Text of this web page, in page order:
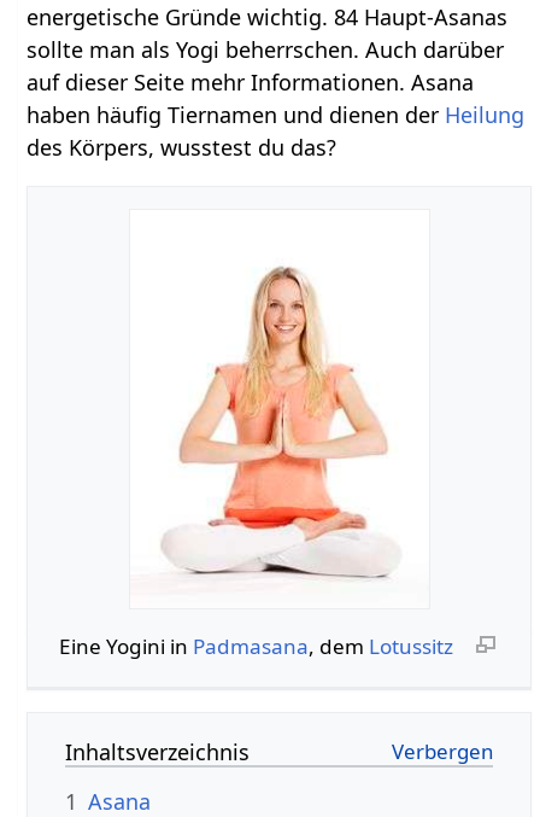
energetische Gründe wichtig. 84 Haupt-Asanas
sollte man als Yogi beherrschen. Auch darüber
auf dieser Seite mehr Informationen. Asana
haben häufig Tiernamen und dienen der Heilung
des Körpers, wusstest du das?
Eine Yogini in Padmasana, dem Lotussitz
Inhaltsverzeichnis
1 Asana